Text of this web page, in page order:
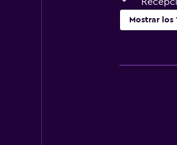
Mostrar los
Sauna